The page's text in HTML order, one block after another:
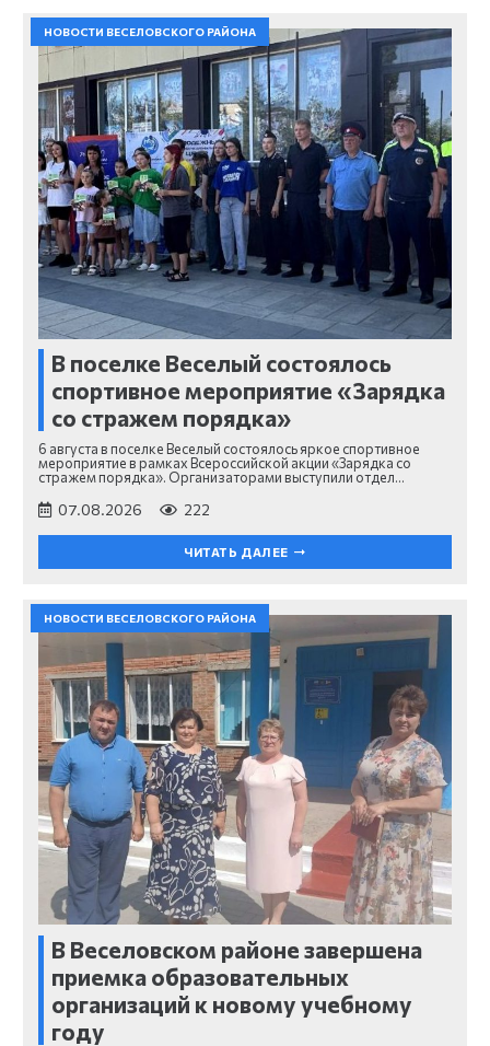
НОВОСТИ ВЕСЕЛОВСКОГО РАЙОНА
В поселке Веселый состоялось
спортивное мероприятие «Зарядка
со стражем порядка»
6 августа в поселке Веселый состоялось яркое спортивное
мероприятие в рамках Всероссийской акции «Зарядка со
стражем порядка». Организаторами выступили отдел…
07.08.2026 222
ЧИТАТЬ ДАЛЕЕ
НОВОСТИ ВЕСЕЛОВСКОГО РАЙОНА
В Веселовском районе завершена
приемка образовательных
организаций к новому учебному
году